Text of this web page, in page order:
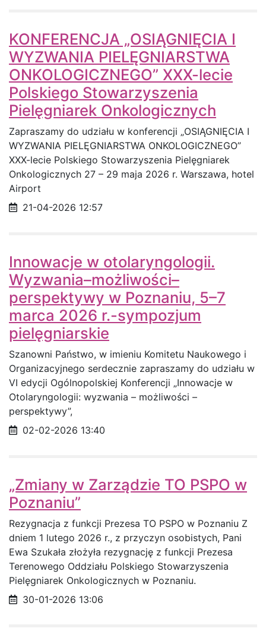
KONFERENCJA „OSIĄGNIĘCIA I
WYZWANIA PIELĘGNIARSTWA
ONKOLOGICZNEGO” XXX-lecie
Polskiego Stowarzyszenia
Pielęgniarek Onkologicznych
Zapraszamy do udziału w konferencji „OSIĄGNIĘCIA I
WYZWANIA PIELĘGNIARSTWA ONKOLOGICZNEGO”
XXX-lecie Polskiego Stowarzyszenia Pielęgniarek
Onkologicznych 27 – 29 maja 2026 r. Warszawa, hotel
Airport
Data opublikowania
21-04-2026 12:57
Innowacje w otolaryngologii.
Wyzwania–możliwości–
perspektywy w Poznaniu, 5–7
marca 2026 r.-sympozjum
pielęgniarskie
Szanowni Państwo, w imieniu Komitetu Naukowego i
Organizacyjnego serdecznie zapraszamy do udziału w
VI edycji Ogólnopolskiej Konferencji „Innowacje w
Otolaryngologii: wyzwania – możliwości –
perspektywy”,
Data opublikowania
02-02-2026 13:40
„Zmiany w Zarządzie TO PSPO w
Poznaniu”
Rezygnacja z funkcji Prezesa TO PSPO w Poznaniu Z
dniem 1 lutego 2026 r., z przyczyn osobistych, Pani
Ewa Szukała złożyła rezygnację z funkcji Prezesa
Terenowego Oddziału Polskiego Stowarzyszenia
Pielęgniarek Onkologicznych w Poznaniu.
Data opublikowania
30-01-2026 13:06